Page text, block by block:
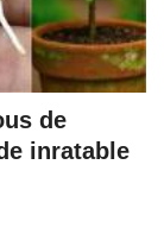
de
inratable